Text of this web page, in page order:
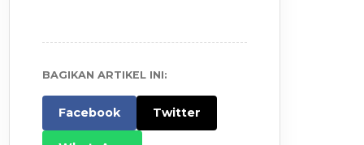
BAGIKAN ARTIKEL INI:
Facebook Twitter